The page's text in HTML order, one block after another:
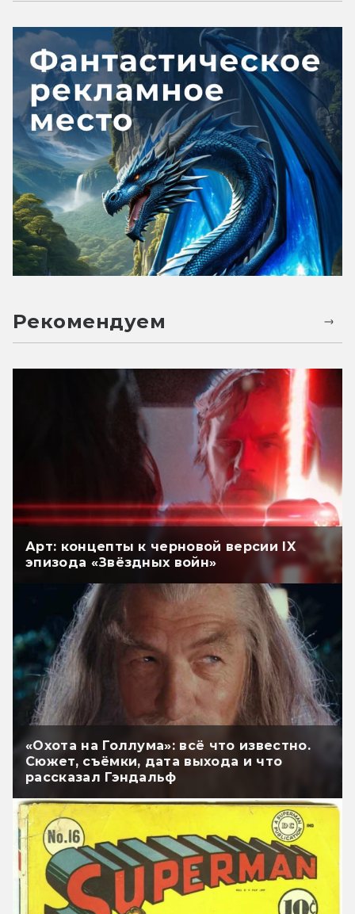
Рекомендуем
Арт: концепты к черновой версии IX
эпизода «Звёздных войн»
«Охота на Голлума»: всё что известно.
Сюжет, съёмки, дата выхода и что
рассказал Гэндальф